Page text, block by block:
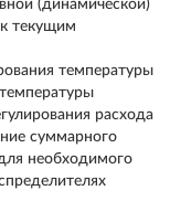
(динамической)
текущим
температуры
расхода
суммарного
необходимого